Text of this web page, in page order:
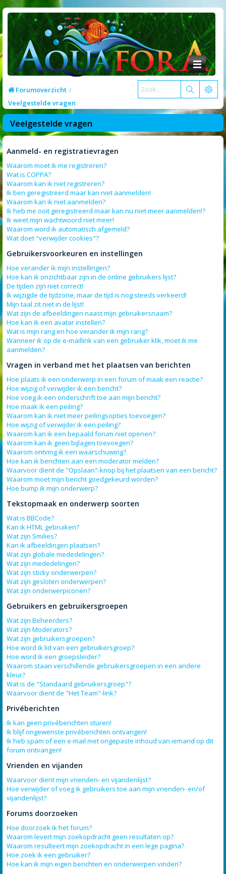
Forumoverzicht
Veelgestelde vragen
Veelgestelde vragen
Aanmeld- en registratievragen
Waarom moet ik me registreren?
Wat is COPPA?
Waarom kan ik niet registreren?
Ik ben geregistreerd maar kan niet aanmelden!
Waarom kan ik niet aanmelden?
Ik heb me ooit geregistreerd maar kan nu niet meer aanmelden!?
Ik weet mijn wachtwoord niet meer!
Waarom word ik automatisch afgemeld?
Wat doet "verwijder cookies"?
Gebruikersvoorkeuren en instellingen
Hoe verander ik mijn instellingen?
Hoe kan ik onzichtbaar zijn in de online gebruikers lijst?
De tijden zijn niet correct!
Ik wijzigde de tijdzone, maar de tijd is nog steeds verkeerd!
Mijn taal zit niet in de lijst!
Wat zijn de afbeeldingen naast mijn gebruikersnaam?
Hoe kan ik een avatar instellen?
Wat is mijn rang en hoe verander ik mijn rang?
Wanneer ik op de e-maillink van een gebruiker klik, moet ik me
aanmelden?
Vragen in verband met het plaatsen van berichten
Hoe plaats ik een onderwerp in een forum of maak een reactie?
Hoe wijzig of verwijder ik een bericht?
Hoe voeg ik een onderschrift toe aan mijn bericht?
Hoe maak ik een peiling?
Waarom kan ik niet meer peilingsopties toevoegen?
Hoe wijzig of verwijder ik een peiling?
Waarom kan ik een bepaald forum niet openen?
Waarom kan ik geen bijlagen toevoegen?
Waarom ontving ik een waarschuwing?
Hoe kan ik berichten aan een moderator melden?
Waarvoor dient de "Opslaan"-knop bij het plaatsen van een bericht?
Waarom moet mijn bericht goedgekeurd worden?
Hoe bump ik mijn onderwerp?
Tekstopmaak en onderwerp soorten
Wat is BBCode?
Kan ik HTML gebruiken?
Wat zijn Smilies?
Kan ik afbeeldingen plaatsen?
Wat zijn globale mededelingen?
Wat zijn mededelingen?
Wat zijn sticky onderwerpen?
Wat zijn gesloten onderwerpen?
Wat zijn onderwerpiconen?
Gebruikers en gebruikersgroepen
Wat zijn Beheerders?
Wat zijn Moderators?
Wat zijn gebruikersgroepen?
Hoe word ik lid van een gebruikersgroep?
Hoe word ik een groepsleider?
Waarom staan verschillende gebruikersgroepen in een andere
kleur?
Wat is de "Standaard gebruikersgroep"?
Waarvoor dient de "Het Team"-link?
Privéberichten
Ik kan geen privéberichten sturen!
Ik blijf ongewenste privéberichten ontvangen!
Ik heb spam of een e-mail met ongepaste inhoud van iemand op dit
forum ontvangen!
Vrienden en vijanden
Waarvoor dient mijn vrienden- en vijandenlijst?
Hoe verwijder of voeg ik gebruikers toe aan mijn vrienden- en/of
vijandenlijst?
Forums doorzoeken
Hoe doorzoek ik het forum?
Waarom levert mijn zoekopdracht geen resultaten op?
Waarom resulteert mijn zoekopdracht in een lege pagina?
Hoe zoek ik een gebruiker?
Hoe kan ik mijn eigen berichten en onderwerpen vinden?